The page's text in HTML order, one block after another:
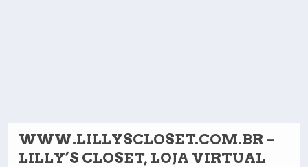
WWW.LILLYSCLOSET.COM.BR –
LILLY’S CLOSET, LOJA VIRTUAL